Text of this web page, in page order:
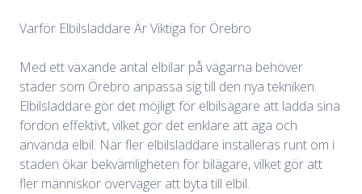
Varför Elbilsladdare Är Viktiga för Örebro
Med ett växande antal elbilar på vägarna behöver
städer som Örebro anpassa sig till den nya tekniken.
Elbilsladdare gör det möjligt för elbilsägare att ladda sina
fordon effektivt, vilket gör det enklare att äga och
använda elbil. När fler elbilsladdare installeras runt om i
staden ökar bekvämligheten för bilägare, vilket gör att
fler människor överväger att byta till elbil.